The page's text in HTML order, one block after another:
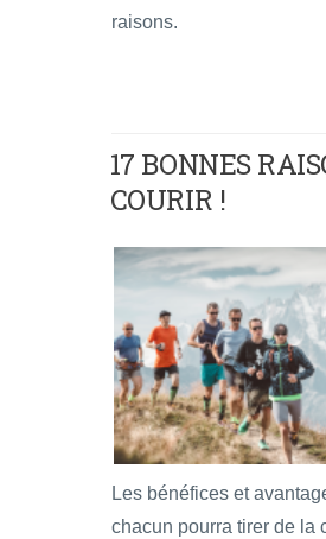
raisons.
17 BONNES
COURIR !
Les bénéfices et
chacun pourra tirer de la